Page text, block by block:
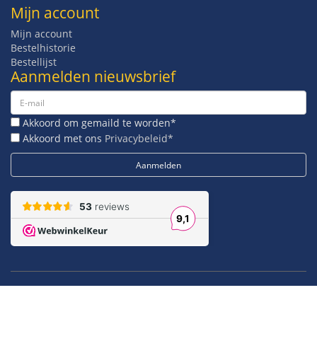
Mijn account
Mijn account
Bestelhistorie
Bestellijst
Aanmelden nieuwsbrief
Akkoord om gemaild te worden*
Akkoord met ons Privacybeleid*